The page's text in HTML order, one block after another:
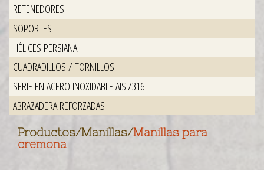
RETENEDORES
SOPORTES
HÉLICES PERSIANA
CUADRADILLOS / TORNILLOS
SERIE EN ACERO INOXIDABLE AISI/316
ABRAZADERA REFORZADAS
Productos/Manillas/Manillas para
cremona